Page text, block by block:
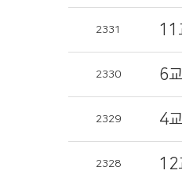
2331 11
2330 6
2329 4
2328 12